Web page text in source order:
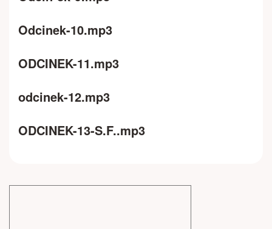
Odcinek-10.mp3
ODCINEK-11.mp3
odcinek-12.mp3
ODCINEK-13-S.F..mp3